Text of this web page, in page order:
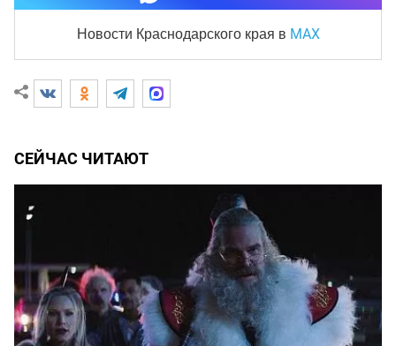
Новости Краснодарского края в MAX
СЕЙЧАС ЧИТАЮТ